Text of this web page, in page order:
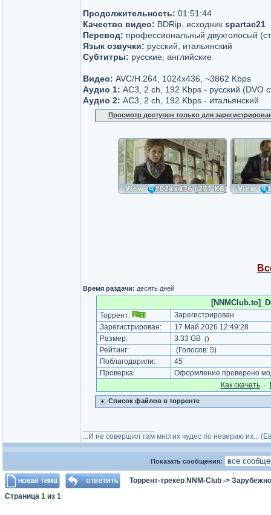
Продолжительность: 01:51:44
Качество видео: BDRip, исходник spartac21
Перевод: профессиональный двухголосый
Язык озвучки: русский, итальянский
Субтитры: русские, английские
Видео: AVC/H.264, 1024x436, ~3862 Kbps
Аудио 1: AC3, 2 ch, 192 Kbps - русский (DVO
Аудио 2: AC3, 2 ch, 192 Kbps - итальянский
Просмотр доступен только для
Время раздачи: десять дней
Торрент:
Зарегистрирован
Зарегистрирован:
17 Май 2026 12:49:28
Размер:
3.33 GB ()
Рейтинг: (Голосов: 5)
Поблагодарили:
45
Проверка:
Оформление проверено
Как cкачать·
Список файлов в торренте
...И не совершил там многих чудес по неверию их...
Показать сообщения:
Торрент-трекер NNM-Club ->
Страница 1 из 1